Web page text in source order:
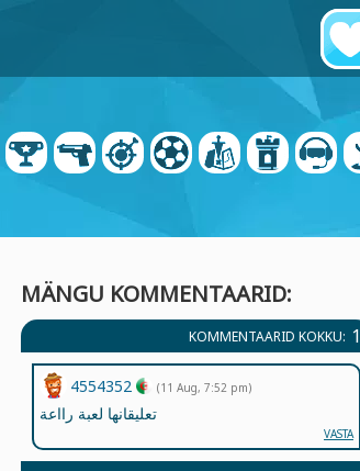
MÄNGU KOMMENTAARID:
KOMMENTAARID KOKKU: 1
4554352 (11 Aug, 7:52 pm)
تعليقانها لعبة رااعة
VASTA